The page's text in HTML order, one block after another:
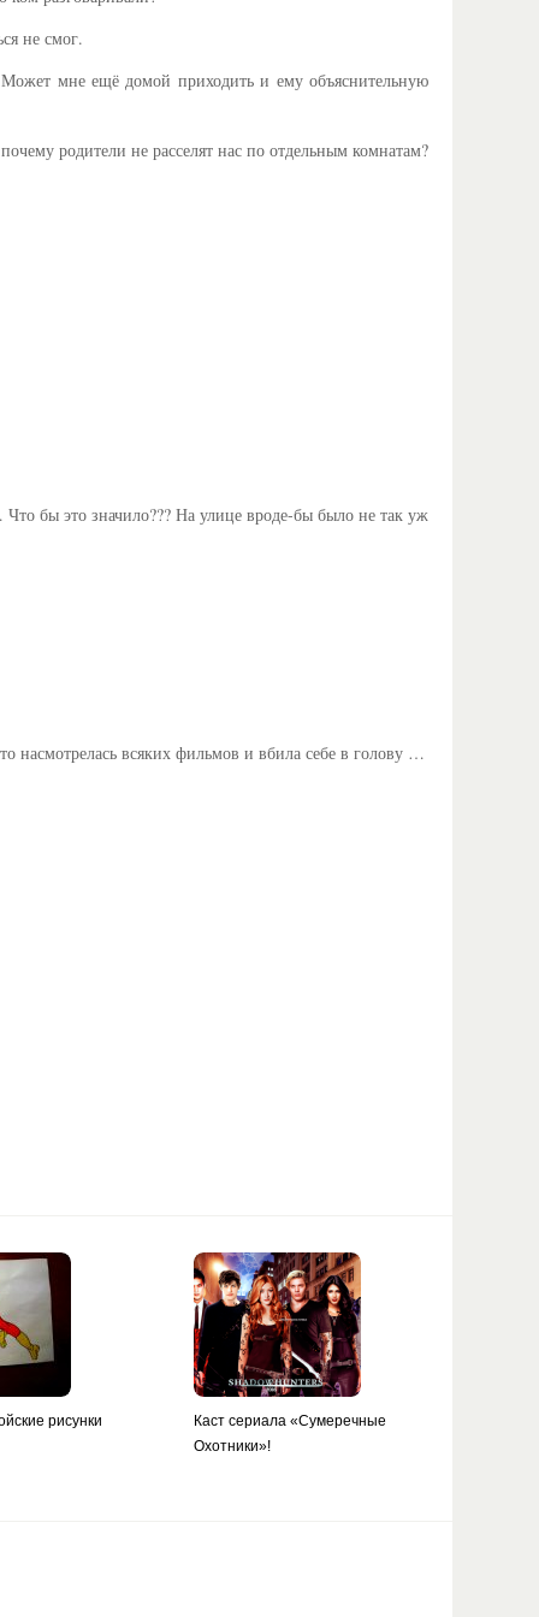
не смог.
мне ещё домой приходить и ему объяснительную
родители не расселят нас по отдельным комнатам?
бы это значило??? На улице вроде-бы было не так уж
всяких фильмов и вбила себе в голову …
рисунки
Каст сериала «Сумеречные
Охотники»!